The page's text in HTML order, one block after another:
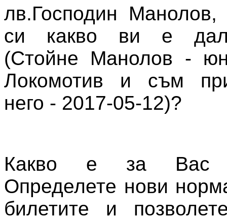
лв.Господин
си какво ви е дал
(Стойне Манолов -
Локомотив и съм
него - 2017-05-12)?
Какво е за Вас
Определете нови
билетите и